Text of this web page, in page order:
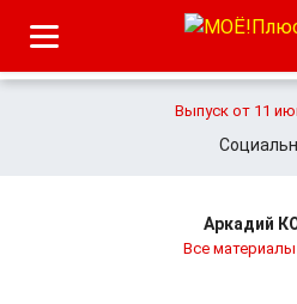
Выпуск от 11
Аркадий
Все